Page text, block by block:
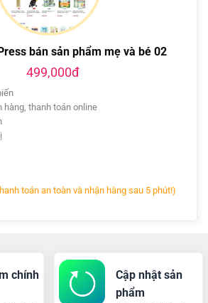
bán sản phẩm mẹ và bé 02
499,000đ
thanh toán online
toán an toàn và nhận hàng sau 5 phút!)
chính
Cập nhật sản
phẩm